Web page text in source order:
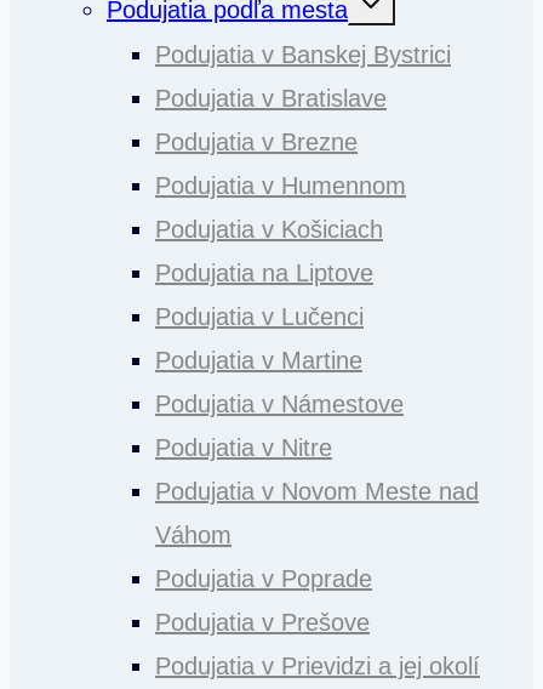
Podujatia podľa mesta
child
Podujatia v Banskej Bystrici
Podujatia v Bratislave
Podujatia v Brezne
Podujatia v Humennom
Podujatia v Košiciach
Podujatia na Liptove
Podujatia v Lučenci
Podujatia v Martine
Podujatia v Námestove
Podujatia v Nitre
Podujatia v Novom Meste nad
Váhom
Podujatia v Poprade
Podujatia v Prešove
Podujatia v Prievidzi a jej okolí